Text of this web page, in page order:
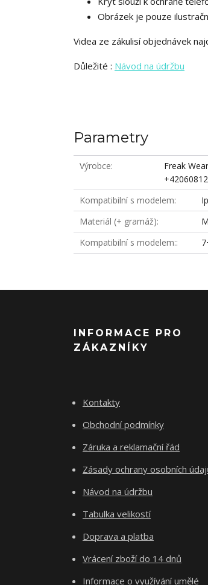
Obrázek je pouze
Videa ze zákulisí objednávek
Důležité : Návod na údržbu
Parametry
Výrobce
Freak
Kompatibilní s modelem
Materiál (+ gramáž)
Kompatibilní s modelem:
INFORMACE PRO
ZÁKAZNÍKY
Kontakty
Obchodní podmínky
Záruka a reklamační řád
Zásady ochrany osobních
Návod na údržbu
Tabulka velikostí
Doprava a platba
Vrácení zboží do 14 dnů
Informace o využívání umělé